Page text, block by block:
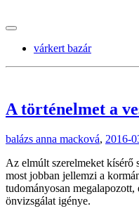
várkert bazár
A történelmet a
balázs anna macková, 2016-
Az elmúlt szerelmeket kísérő
most jobban jellemzi a
tudományosan
önvizsgálat igénye.